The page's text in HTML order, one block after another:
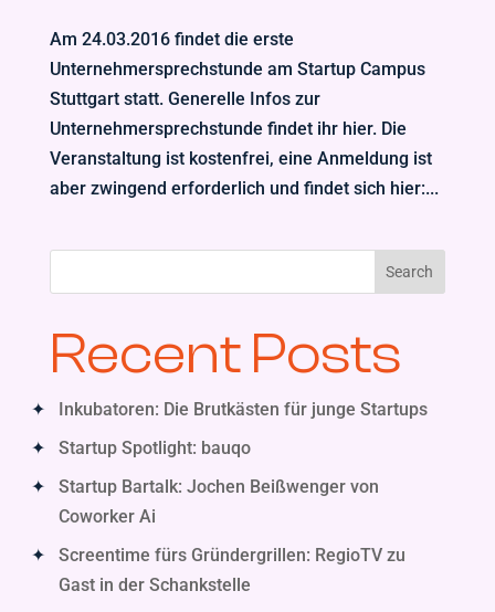
Am 24.03.2016 findet die erste
Unternehmersprechstunde am Startup Campus
Stuttgart statt. Generelle Infos zur
Unternehmersprechstunde findet ihr hier. Die
Veranstaltung ist kostenfrei, eine Anmeldung ist
aber zwingend erforderlich und findet sich hier:...
Search
Recent Posts
Inkubatoren: Die Brutkästen für junge Startups
Startup Spotlight: bauqo
Startup Bartalk: Jochen Beißwenger von
Coworker Ai
Screentime fürs Gründergrillen: RegioTV zu
Gast in der Schankstelle